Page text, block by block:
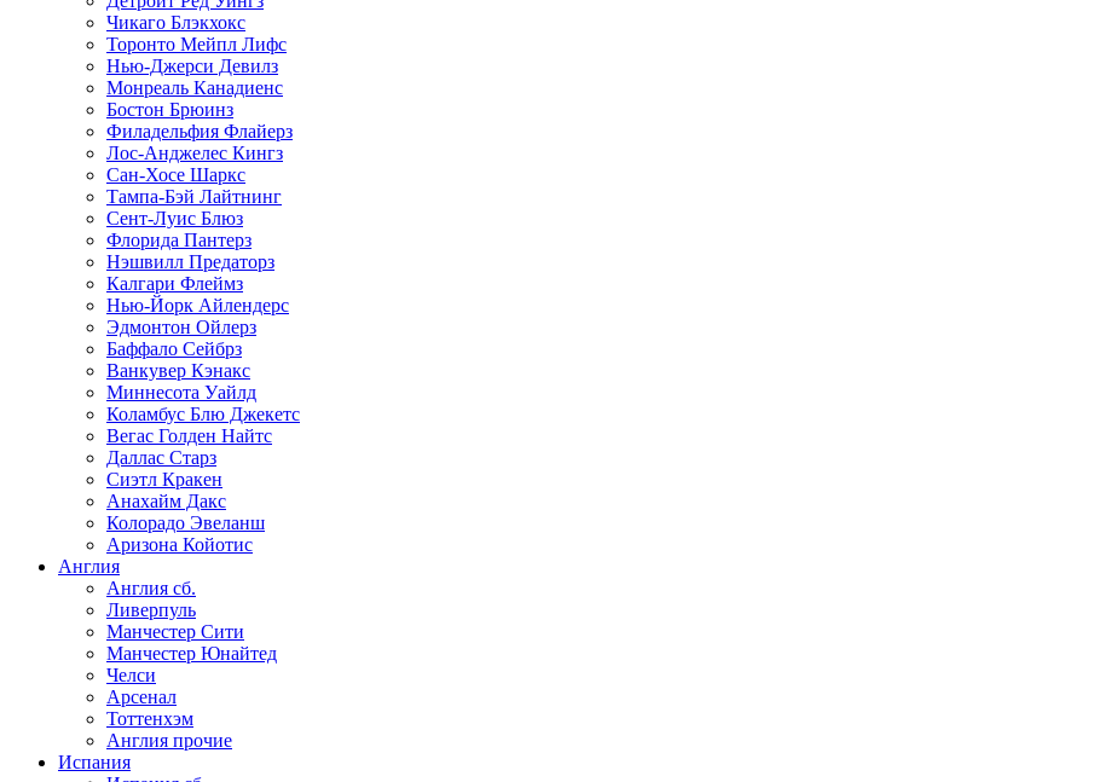
Чикаго Блэкхокс
Торонто Мейпл Лифс
Нью-Джерси Девилз
Монреаль Канадиенс
Бостон Брюинз
Филадельфия Флайерз
Лос-Анджелес Кингз
Сан-Хосе Шаркс
Тампа-Бэй Лайтнинг
Сент-Луис Блюз
Флорида Пантерз
Нэшвилл Предаторз
Калгари Флеймз
Нью-Йорк Айлендерс
Эдмонтон Ойлерз
Баффало Сейбрз
Ванкувер Кэнакс
Миннесота Уайлд
Коламбус Блю Джекетс
Вегас Голден Найтс
Даллас Старз
Сиэтл Кракен
Анахайм Дакс
Колорадо Эвеланш
Аризона Койотис
Англия
Англия сб.
Ливерпуль
Манчестер Сити
Манчестер Юнайтед
Челси
Арсенал
Тоттенхэм
Англия прочие
Испания